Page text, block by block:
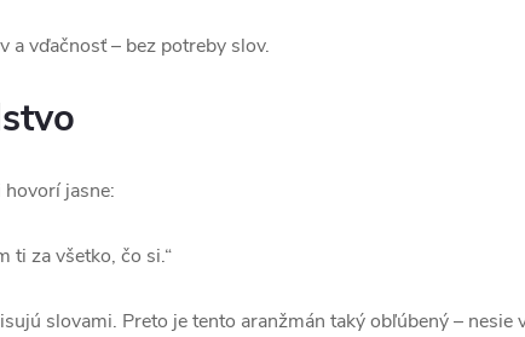
a vďačnosť – bez potreby slov.
jasne:
ti za všetko, čo si.“
slovami. Preto je tento aranžmán taký obľúbený – nesie